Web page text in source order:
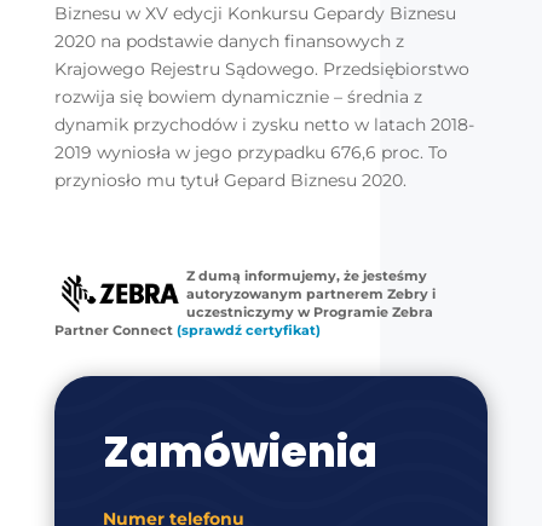
Biznesu w XV edycji Konkursu Gepardy Biznesu
2020 na podstawie danych finansowych z
Krajowego Rejestru Sądowego. Przedsiębiorstwo
rozwija się bowiem dynamicznie – średnia z
dynamik przychodów i zysku netto w latach 2018-
2019 wyniosła w jego przypadku 676,6 proc. To
przyniosło mu tytuł Gepard Biznesu 2020.
Z dumą informujemy, że jesteśmy
autoryzowanym partnerem Zebry i
uczestniczymy w Programie Zebra
Partner Connect (sprawdź certyfikat)
Zamówienia
Numer telefonu